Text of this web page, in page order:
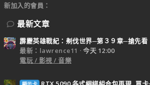
新加入的會員
最新文章
霹靂英雄戰紀：刜伐世界─第３９章─搶先看
最新：lawrence11
今天 12:00
電玩 / 影視 / 音樂